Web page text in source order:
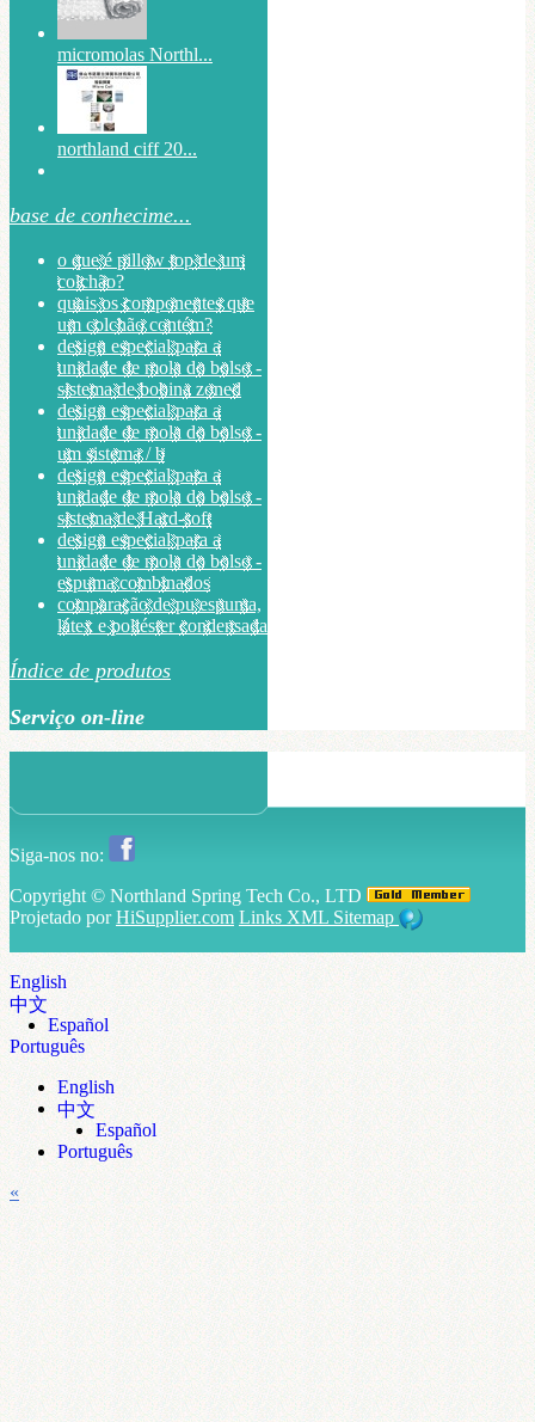
micromolas Northl...
northland ciff 20...
base de conhecime...
o que é pillow top de um
colchão?
quais os componentes que
um colchão contém?
design especial para a
unidade de mola do bolso -
sistema de bobina zoned
design especial para a
unidade de mola do bolso -
um sistema / b
design especial para a
unidade de mola do bolso -
sistema de Hard-soft
design especial para a
unidade de mola do bolso -
espuma combinados
comparação de pu espuma,
látex e poliéster condensada
Índice de produtos
Serviço on-line
Siga-nos no:
Copyright © Northland Spring Tech Co., LTD
Projetado porHiSupplier.com Links XML Sitemap
English
中文
Español
Português
English
中文
Español
Português
«